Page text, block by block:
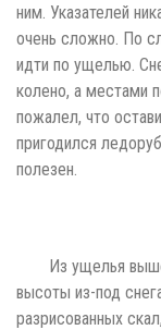
ним. Указателей
очень сложно. По
идти по ущелью.
колено, а местами
пожалел, что
пригодился
полезен.
Из ущелья
высоты из-под
разрисованных